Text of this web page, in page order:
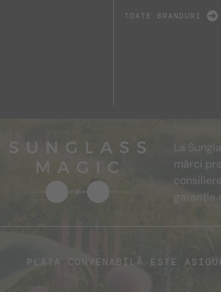
TOATE BRANDURI
La
mărci
garanție
PLATA CONVENABILĂ ESTE